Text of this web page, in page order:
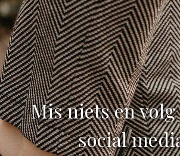
Mis niets en volg
social